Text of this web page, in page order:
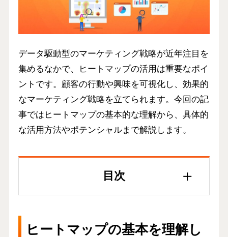
データ駆動型のマーケティング戦略が近年注目を
集めるなかで、ヒートマップの活用は重要なポイ
ントです。顧客の行動や興味を可視化し、効果的
なマーケティング戦略を立てられます。今回の記
事ではヒートマップの基本的な理解から、具体的
な活用方法やポテンシャルまで解説します。
目次
ヒートマップの基本を理解し